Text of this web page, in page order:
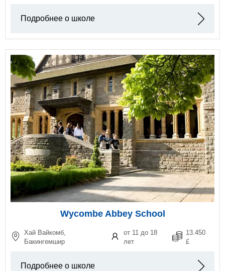
Подробнее о школе
Wycombe Abbey School
Хай Вайкомб,
Бакингемшир
от 11 до 18
лет
13.450
£
Подробнее о школе